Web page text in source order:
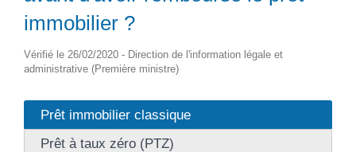
immobilier ?
Vérifié le 26/02/2020 - Direction de l'information légale et
administrative (Première ministre)
Prêt immobilier classique
Prêt à taux zéro (PTZ)